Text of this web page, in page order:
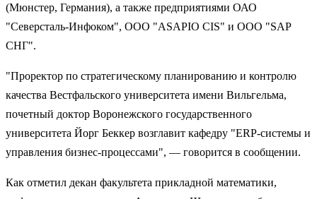
(Мюнстер, Германия), а также предприятиями ОАО
"Северсталь-Инфоком", ООО "ASAPIO CIS" и ООО "SAP
СНГ".
"Проректор по стратегическому планированию и контролю
качества Вестфальского университета имени Вильгельма,
почетный доктор Воронежского государственного
университета Йорг Беккер возглавит кафедру "ERP-системы и
управления бизнес-процессами", — говорится в сообщении.
Как отметил декан факультета прикладной математики,